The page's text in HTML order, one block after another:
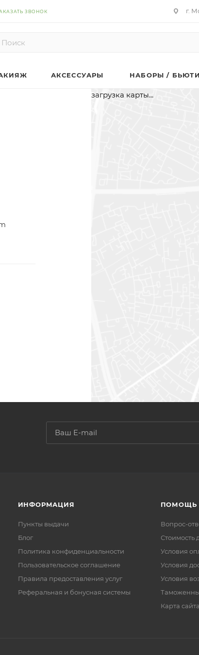
ЗВОНОК г.
АКСЕССУАРЫ НАБОРЫ /
загрузка карты...
ИНФОРМАЦИЯ
Пункты выдачи
Блог
Политика конфиденциальности
Пользовательское соглашение
Правила предоставления услуг
Реферальная и бонусная системы
ПОМОЩЬ
Вопрос-
Стоимость
Условия
Условия
Условия
Карта сайта